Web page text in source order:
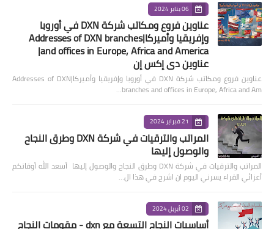
06 يناير 2024
عناوين فروع ومكاتب شركة DXN في أوروبا
وإفريقيا وأميركا|Addresses of DXN branches
and offices in Europe, Africa and America|
عناوين دي إكس إن
عناوين فروع ومكاتب شركة DXN في أوروبا وإفريقيا وأميركا|Addresses of DXN
branches and offices in Europe, Africa and Am…
21 فبراير 2024
المراتب والترقيات في شركة DXN وطرق النجاح
والوصول إليها
المراتب والترقيات في شركة DXN وطرق النجاح والوصول إليها أسعد الله أوقاتكم
أعزائي القراء يسرني اليوم ان اشرح في هذا ال…
02 أبريل 2024
أساسيات النجاح التسعة مع dxn - مقومات النجاح